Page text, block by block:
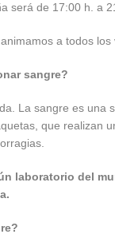
será de 17:00 h. a
a todos
sangre?
La sangre es una
que realizan
laboratorio del